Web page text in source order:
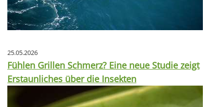
25.05.2026
Fühlen Grillen Schmerz? Eine neue Studie zeigt
Erstaunliches über die Insekten